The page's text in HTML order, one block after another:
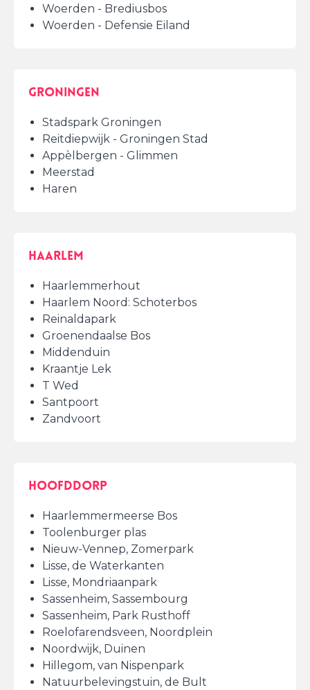
Woerden - Brediusbos
Woerden - Defensie Eiland
Groningen
Stadspark Groningen
Reitdiepwijk - Groningen Stad
Appèlbergen - Glimmen
Meerstad
Haren
Haarlem
Haarlemmerhout
Haarlem Noord: Schoterbos
Reinaldapark
Groenendaalse Bos
Middenduin
Kraantje Lek
T Wed
Santpoort
Zandvoort
Hoofddorp
Haarlemmermeerse Bos
Toolenburger plas
Nieuw-Vennep, Zomerpark
Lisse, de Waterkanten
Lisse, Mondriaanpark
Sassenheim, Sassembourg
Sassenheim, Park Rusthoff
Roelofarendsveen, Noordplein
Noordwijk, Duinen
Hillegom, van Nispenpark
Natuurbelevingstuin, de Bult